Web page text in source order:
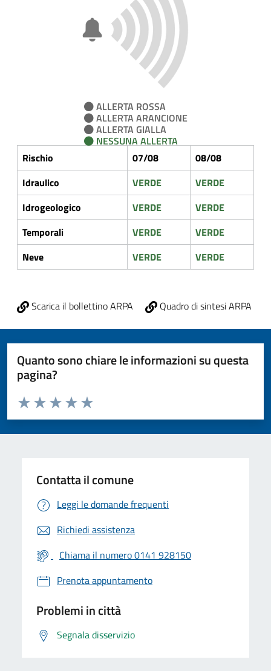
ALLERTA ROSSA
ALLERTA ARANCIONE
ALLERTA GIALLA
NESSUNA ALLERTA
Rischio
07/08
08/08
Idraulico
VERDE
VERDE
Idrogeologico
VERDE
VERDE
Temporali
VERDE
VERDE
Neve
VERDE VERDE
Scarica il bollettino ARPA Quadro di sintesi ARPA
Quanto sono chiare le informazioni su questa
pagina?
Valuta da 1 a 5 stelle la pagina
Valuta 5 stelle su 5
Valuta 4 stelle su 5
Valuta 3 stelle su 5
Valuta 2 stelle su 5
Valuta 1 stelle su 5
Contatta il comune
Leggi le domande frequenti
Richiedi assistenza
Chiama il numero 0141 928150
Prenota appuntamento
Problemi in città
Segnala disservizio